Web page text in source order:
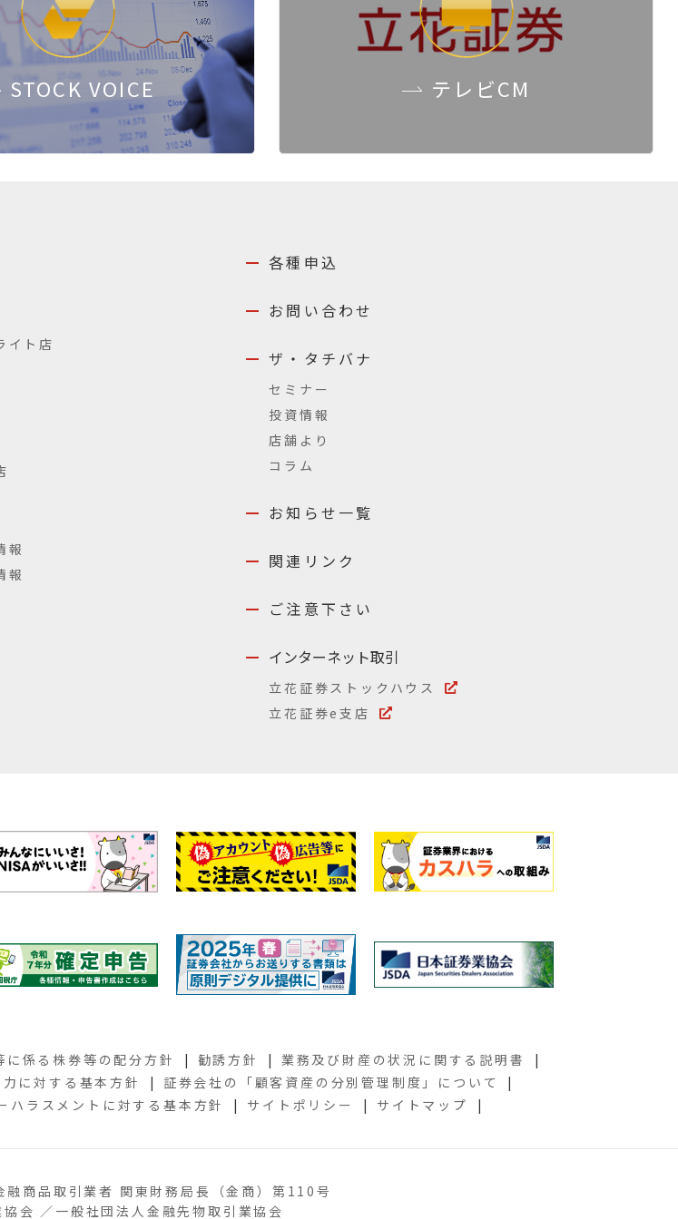
STOCKVOICE テレビCM
イト店
報
報
各種申込
お問い合わせ
ザ・タチバナ
セミナー
投資情報
店舗より
コラム
お知らせ一覧
関連リンク
ご注意下さい
インターネット取引
立花証券ストックハウス
立花証券e支店
に係る株券等の配分方針 勧誘方針
業務及び財産の状況に関する説明書
に対する基本方針 証券会社の
「顧客資産の分別管理制度」について
ハラスメントに対する基本方針 サイトポリシー サイトマップ
融商品取引業者 関東財務局長（金商）第110号
会 ／一般社団法人金融先物取引業協会